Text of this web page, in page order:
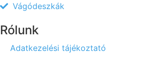
Vágódeszkák
Rólunk
Adatkezelési tájékoztató